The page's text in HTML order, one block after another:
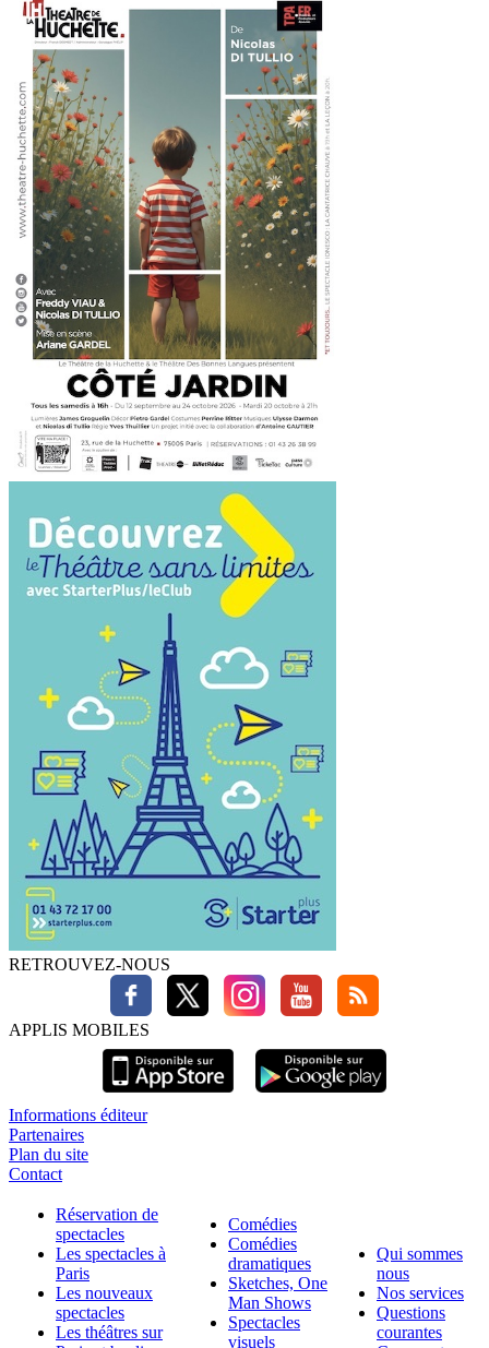
RETROUVEZ-NOUS
APPLIS MOBILES
Informations éditeur
Partenaires
Plan du site
Contact
Réservation de
spectacles
Les spectacles à
Paris
Les nouveaux
spectacles
Les théâtres sur
Comédies
Comédies
dramatiques
Sketches, One
Man Shows
Spectacles
visuels
Qui sommes
nous
Nos services
Questions
courantes